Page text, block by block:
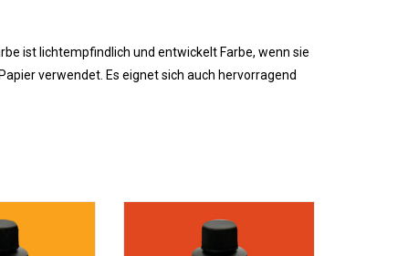
ist lichtempfindlich und entwickelt Farbe, wenn sie
verwendet. Es eignet sich auch hervorragend
der Farbstoff
von
der sich der Farbstoff unter dem
Einfluss von Sonne (UV-licht)